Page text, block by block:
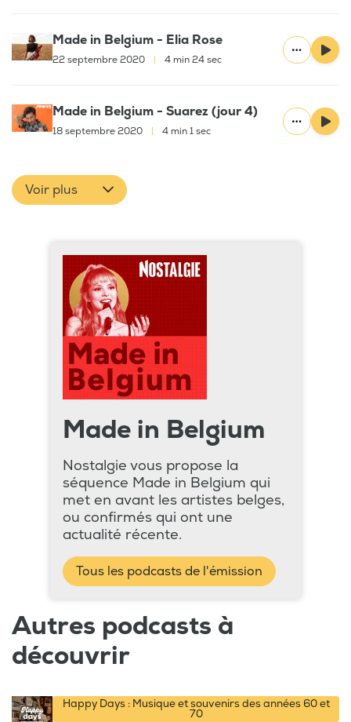
Made in Belgium - Elia Rose
22 septembre 2020 4 min 24 sec
Made in Belgium - Suarez (jour 4)
18 septembre 2020 4 min 1 sec
Voir plus
Made in Belgium
Nostalgie vous propose la
séquence Made in Belgium qui
met en avant les artistes belges,
ou confirmés qui ont une
actualité récente.
Tous les podcasts de l'émission
Autres podcasts à
découvrir
Happy Days : Musique et souvenirs des années 60 et
70